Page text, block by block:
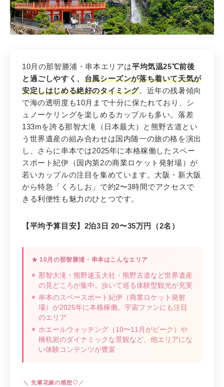
先輩花嫁おすすめ 3位
那智勝浦・串本（和歌山）
那智大滝 × 熊野古道 × 宇宙ロケッ
ト！異色の絶景が揃う定番×新トピッ
クエリア
10月の那智勝浦・串本エリアは平均気温25℃前後
と過ごしやすく、 台風シーズンが落ち着いて天気が
安定しはじめる絶好のタイミング。近年の残暑傾向
で海の透明度も10月まで十分に保たれており、シ
ュノーケリングを楽しめるカップルも多い。落差
133mを誇る那智大滝（日本最大）と熊野古道とい
う世界遺産の組み合わせは国内随一の旅の格を演出
し、さらに串本では2025年に本格稼働したスペー
スポート紀伊（国内第2の商業ロケット発射場）が
若いカップルの注目を集めています。大阪・新大阪
から特急「くろしお」で約2〜3時間でアクセスで
きる利便性も魅力のひとつです。
【平均予算目安】2泊3日 20〜35万円（2名）
★ 10月の那智勝浦・串本はこんなエリア
那智大滝・熊野速玉大社・熊野古道など世界遺産
の見どころが集中。歩いて巡る体験型観光が充実
串本のスペースポート紀伊（商業ロケット発射
場）が2025年に本格稼働。宇宙ファンにも注目
のエリア
ホエールウォッチング（10〜11月がピーク）や
橋杭岩のダイナミックな景観など、他エリアにな
い体験コンテンツが豊富